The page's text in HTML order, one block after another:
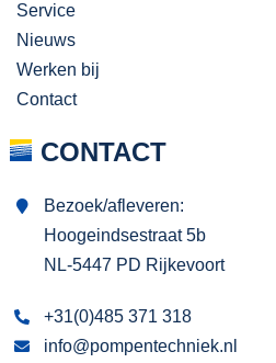
Service
Nieuws
Werken bij
Contact
CONTACT
Bezoek/afleveren:
Hoogeindsestraat 5b
NL-5447 PD Rijkevoort
+31(0)485 371 318
info@pompentechniek.nl